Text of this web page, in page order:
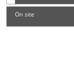
On site